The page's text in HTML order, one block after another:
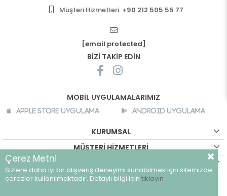
Müşteri Hizmetleri: +90 212 505 55 77
[email protected]
BİZİ TAKİP EDİN
MOBİL UYGULAMALARIMIZ
Apple Store Uygulama Android Uygulama
KURUMSAL
MÜŞTERİ HİZMETLERİ
©breeze.com.tr - Tüm hakları saklıdır.
Çerez Metni
Sizlere daha iyi bir alışveriş deneyimi sunabilmek için sitemizde
çerezler kullanılmaktadır. Detaylı bilgi için tıklayın